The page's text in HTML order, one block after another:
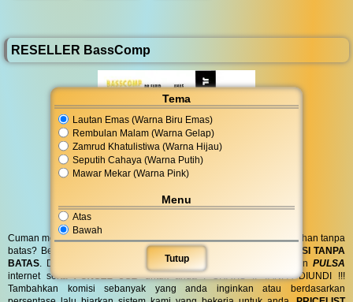
Tema
Lautan Emas (Warna Biru Emas)
Rembulan Malam (Warna Gelap)
Zamrud Khatulistiwa (Warna Hijau)
Seputih Cahaya (Warna Putih)
Mawar Mekar (Warna Pink)
Menu
Atas
Bawah
Tutup
RESELLER BassComp
Cuman modal posting di media sosial bisa dapat penghasilan tambahan tanpa
batas? Bergabung menjadi
RESELLERkami serta dapatkan
KOMISI TANPA
BATAS . Dapatkan BINGKISAN PARCELdi hari spesial anda danPULSA
internet sertaPONSEL 8GBuntuk anda ! GRATIS !! TANPA DIUNDI !!!
Tambahkan komisi sebanyak yang anda inginkan atau berdasarkan